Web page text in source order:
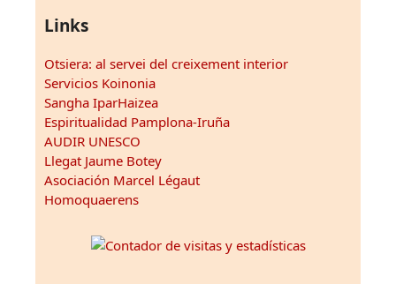
Links
Otsiera: al servei del creixement interior
Servicios Koinonia
Sangha IparHaizea
Espiritualidad Pamplona-Iruña
AUDIR UNESCO
Llegat Jaume Botey
Asociación Marcel Légaut
Homoquaerens